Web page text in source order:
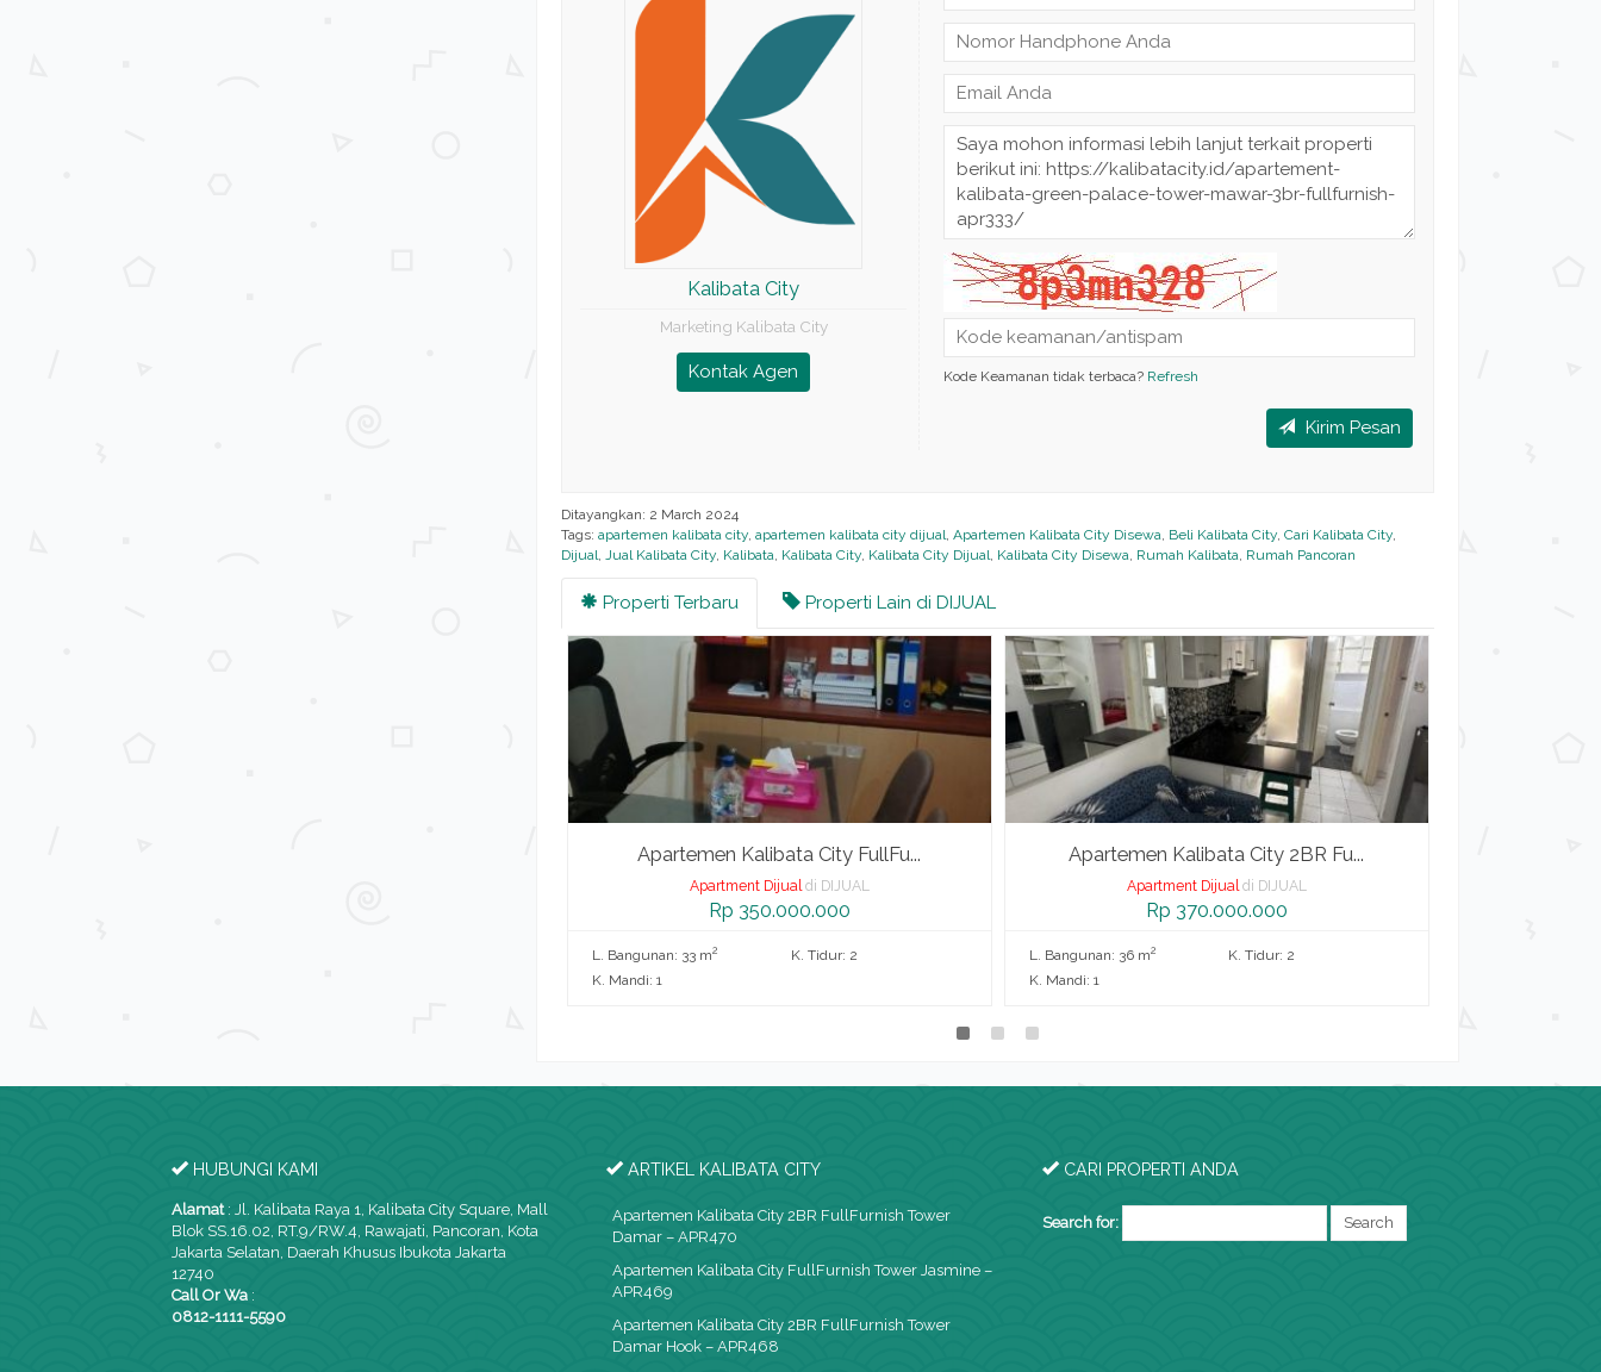
Kalibata City
Marketing Kalibata City
Kontak Agen Kode Keamanan tidak terbaca? Refresh
Kirim Pesan
Ditayangkan: 2 March 2024
Tags: apartemen kalibata city, apartemen kalibata city dijual, Apartemen Kalibata City Disewa, Beli Kalibata City, Cari Kalibata City,
Dijual, Jual Kalibata City, Kalibata, Kalibata City, Kalibata City Dijual, Kalibata City Disewa, Rumah Kalibata, Rumah Pancoran
Properti Terbaru Properti Lain di DIJUAL
Apartemen Kalibata City FullFu...
Apartment Dijual di DIJUAL
Rp 350.000.000
L. Bangunan: 33 m2
K. Tidur: 2
K. Mandi: 1
Apartemen Kalibata City 2BR Fu...
Apartment Dijual di DIJUAL
Rp 370.000.000
L. Bangunan: 36 m2
K. Tidur: 2
K. Mandi: 1
HUBUNGI KAMI
Alamat: Jl. Kalibata Raya 1, Kalibata City Square, Mall
Blok SS.16.02, RT.9/RW.4, Rawajati, Pancoran, Kota
Jakarta Selatan, Daerah Khusus Ibukota Jakarta
12740
Call Or Wa :
0812-1111-5590
ARTIKEL KALIBATA CITY
Apartemen Kalibata City 2BR FullFurnish Tower
Damar – APR470
Apartemen Kalibata City FullFurnish Tower Jasmine –
APR469
Apartemen Kalibata City 2BR FullFurnish Tower
Damar Hook – APR468
CARI PROPERTI ANDA
Search for: